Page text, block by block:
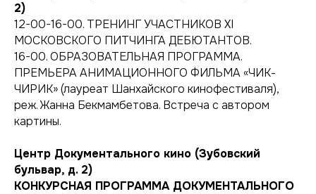
2)
12-00-16-00. ТРЕНИНГ УЧАСТНИКОВ ХI
МОСКОВСКОГО ПИТЧИНГА ДЕБЮТАНТОВ.
16-00. ОБРАЗОВАТЕЛЬНАЯ ПРОГРАММА.
ПРЕМЬЕРА АНИМАЦИОННОГО ФИЛЬМА «ЧИК-
ЧИРИК» (лауреат Шанхайского кинофестиваля),
реж. Жанна Бекмамбетова. Встреча с автором
картины.
Центр Документального кино (Зубовский
бульвар, д. 2)
КОНКУРСНАЯ ПРОГРАММА ДОКУМЕНТАЛЬНОГО